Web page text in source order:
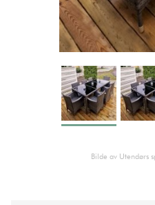
Bilde av Utendørs